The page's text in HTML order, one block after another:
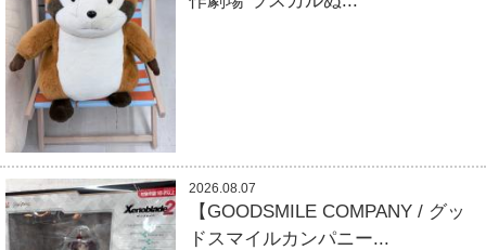
2026.08.07
【GOODSMILE COMPANY / グッ
ドスマイルカンパニー...